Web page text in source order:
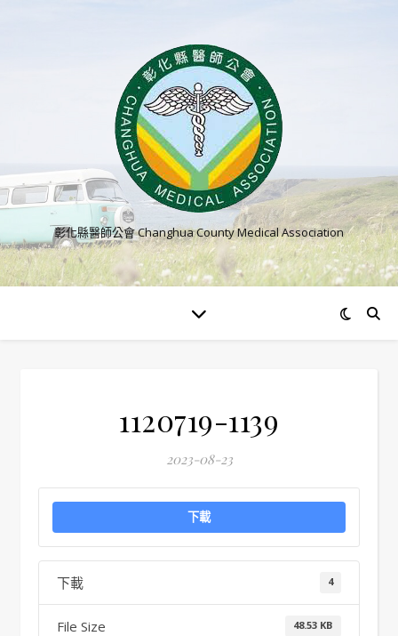
彰化縣醫師公會 Changhua County Medical Association
1120719-1139
2023-08-23
下載
下載 4
File Size 48.53 KB